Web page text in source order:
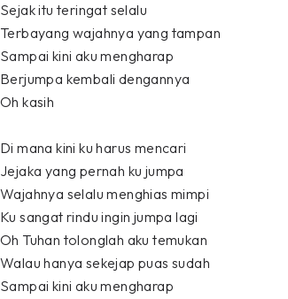
Sejak itu teringat selalu
Terbayang wajahnya yang tampan
Sampai kini aku mengharap
Berjumpa kembali dengannya
Oh kasih
Di mana kini ku harus mencari
Jejaka yang pernah ku jumpa
Wajahnya selalu menghias mimpi
Ku sangat rindu ingin jumpa lagi
Oh Tuhan tolonglah aku temukan
Walau hanya sekejap puas sudah
Sampai kini aku mengharap